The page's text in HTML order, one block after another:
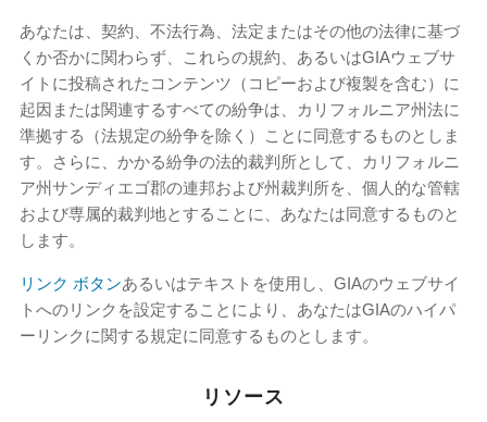
あなたは、契約、不法行為、法定またはその他の法律に基づ
くか否かに関わらず、これらの規約、あるいはGIAウェブサ
イトに投稿されたコンテンツ（コピーおよび複製を含む）に
起因または関連するすべての紛争は、カリフォルニア州法に
準拠する（法規定の紛争を除く）ことに同意するものとしま
す。さらに、かかる紛争の法的裁判所として、カリフォルニ
ア州サンディエゴ郡の連邦および州裁判所を、個人的な管轄
および専属的裁判地とすることに、あなたは同意するものと
します。
リンク ボタン‌あるいはテキストを使用し、GIAのウェブサイ
トへのリンクを設定することにより、あなたはGIAのハイパ
ーリンクに関する規定に同意するものとします。
リソース